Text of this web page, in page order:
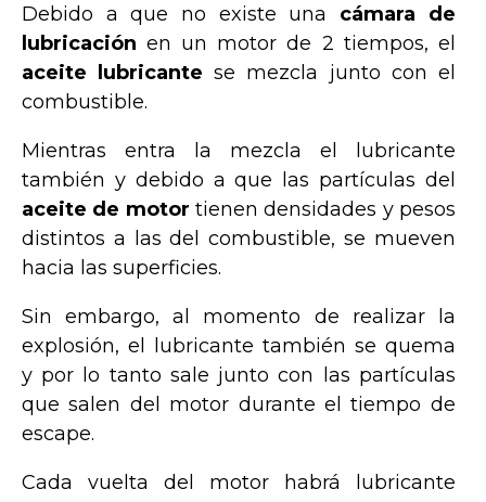
Debido a que no existe una cámara de
lubricación en un motor de 2 tiempos, el
aceite lubricante se mezcla junto con el
combustible.
Mientras entra la mezcla el lubricante
también y debido a que las partículas del
aceite de motor tienen densidades y pesos
distintos a las del combustible, se mueven
hacia las superficies.
Sin embargo, al momento de realizar la
explosión, el lubricante también se quema
y por lo tanto sale junto con las partículas
que salen del motor durante el tiempo de
escape.
Cada vuelta del motor habrá lubricante